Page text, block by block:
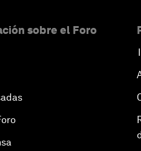
sobre el Foro